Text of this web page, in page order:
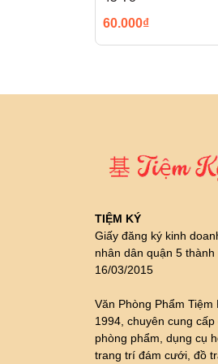
60.000₫
TIỆM KÝ
Giấy đăng ký kinh
nhân dân quận 5
16/03/2015
Văn Phòng Phẩm
1994, chuyên cung
phòng phẩm, dụng cụ
trang trí đám cưới, đồ